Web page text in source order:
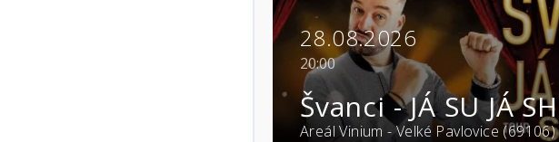
28.08.2026
Švanci - JÁ SU JÁ SHOW
Areál Vinium - Velké Pavlovice (69106)